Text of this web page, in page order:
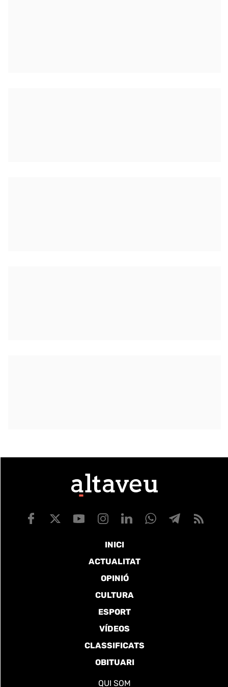
INICI
ACTUALITAT
OPINIÓ
CULTURA
ESPORT
VÍDEOS
CLASSIFICATS
OBITUARI
QUI SOM